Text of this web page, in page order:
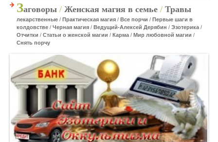
Заговоры / Женская магия в семье / Травы
лекарственные / Практическая магия / Все порчи / Первые шаги в
колдовстве / Черная магия / Ведущий-Алексей Дерябин / Эзотерика /
Отчитки / Статьи о женской магии / Карма / Мир любовной магии /
Снять порчу